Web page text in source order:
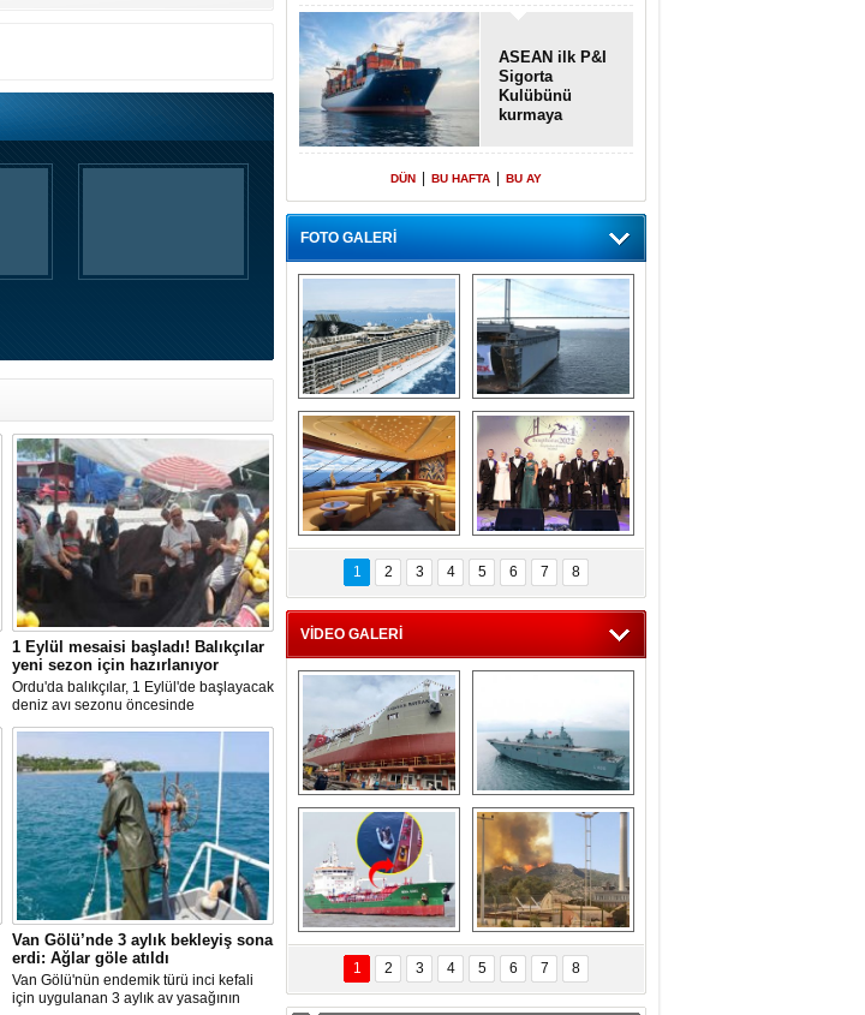
1 Eylül mesaisi başladı! Balıkçılar
yeni sezon için hazırlanıyor
Ordu'da balıkçılar, 1 Eylül'de başlayacak
deniz avı sezonu öncesinde
hazırlıklarını hızlandırdı. Av yasağı
ağlardan teknelere kadar tüm
ekipmanlarını elden geçirerek yeni
sezona hazırlanıyor.
Van Gölü’nde 3 aylık bekleyiş sona
erdi: Ağlar göle atıldı
Van Gölü'nün endemik türü inci kefali
için uygulanan 3 aylık av yasağının
ASEAN ilk P&I
Sigorta
Kulübünü
kurmaya
DÜN BU HAFTA BU AY
FOTO GALERİ
“Gemi içinde gemi”
konsepti ile MSC
Splendida
Dünyada tek!
Denizaltı yüzer
havuzu intikal
seyrine başladı
MSC'den 55 milyon
euroluk turizm geliri
müjdesi
5. Bosphorus Ship
Brokers Dinner,
İstanbul’da yapıldı
1 2 3 4 5 6 7 8
VİDEO GALERİ
Çeksan Tersanesi,
Başaran Bayrak
tankerini suya
indirdi
TCG Anadolu,
tersane teknik
seyrini tamamladı
Göçmenlerin
imdadına Türk
sahipli MINA DENIZ
yetişti
Milas’taki yangın
yeniden termik
santrallere doğru
ilerliyor
1 2 3 4 5 6 7 8